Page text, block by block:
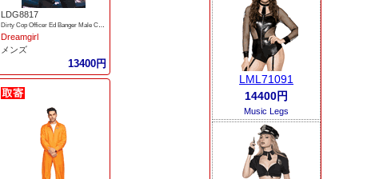
LDG8817
Dirty Cop Officer Ed Banger Male Costume
Dreamgirl
メンズ
13400円
LML71091
14400円
Music Legs